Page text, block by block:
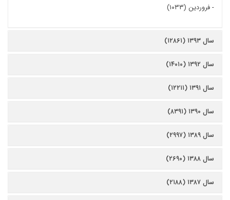
-فروردین (۱۰۳۳)
سال ۱۳۹۳ (۱۲۸۶۱)
سال ۱۳۹۲ (۱۴۰۱۰)
سال ۱۳۹۱ (۱۲۲۱۱)
سال ۱۳۹۰ (۸۳۹۱)
سال ۱۳۸۹ (۲۹۹۷)
سال ۱۳۸۸ (۲۶۹۰)
سال ۱۳۸۷ (۲۱۸۸)